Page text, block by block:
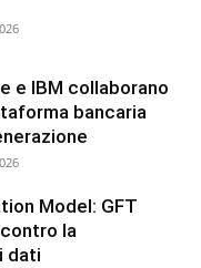
e IBM collaborano
bancaria
Model: GFT
contro la
dati